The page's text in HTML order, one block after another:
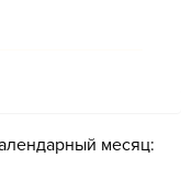
месяц: